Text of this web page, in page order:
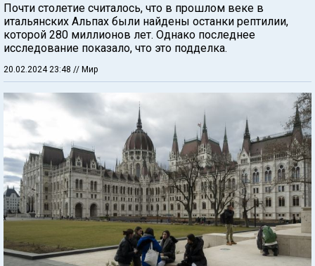
Почти столетие считалось, что в прошлом веке в
итальянских Альпах были найдены останки рептилии,
которой 280 миллионов лет. Однако последнее
исследование показало, что это подделка.
20.02.2024 23:48 // Мир